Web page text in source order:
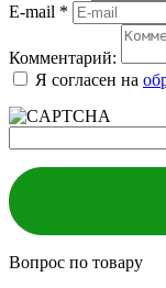
E-mail *
Комментарий:
Я согласен на
Вопрос по товару